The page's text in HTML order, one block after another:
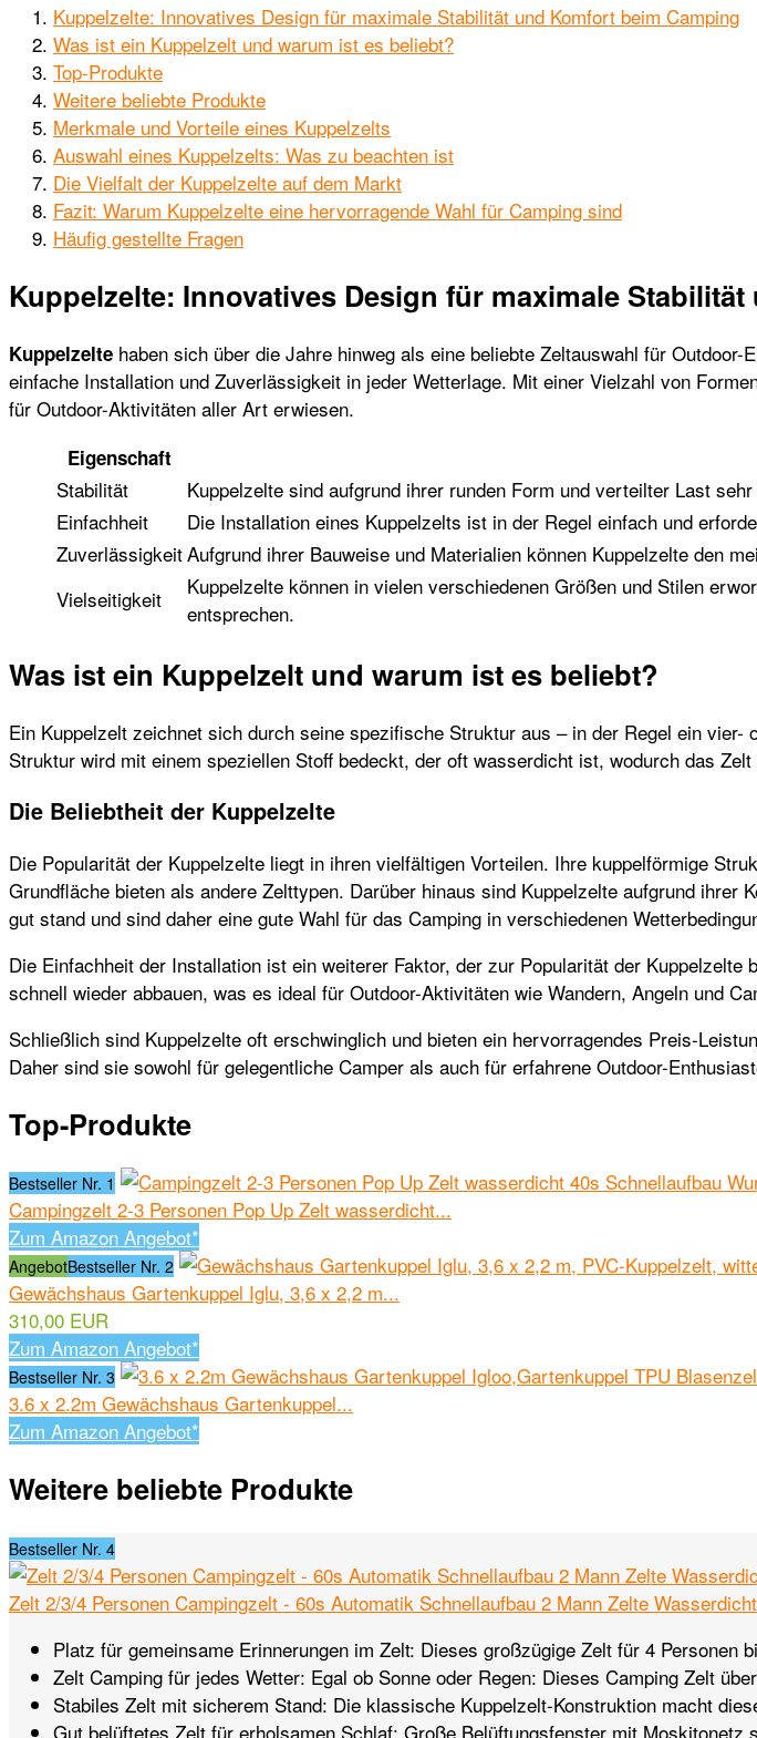
Kuppelzelte: Innovatives Design für maximale Stabilität und Komfort beim Camping
Was ist ein Kuppelzelt und warum ist es beliebt?
Top-Produkte
Weitere beliebte Produkte
Merkmale und Vorteile eines Kuppelzelts
Auswahl eines Kuppelzelts: Was zu beachten ist
Die Vielfalt der Kuppelzelte auf dem Markt
Fazit: Warum Kuppelzelte eine hervorragende Wahl für Camping sind
Häufig gestellte Fragen
Kuppelzelte: Innovatives Design für maximale
Kuppelzelte haben sich über die Jahre hinweg als eine beliebte Zeltauswahl für
einfache Installation und Zuverlässigkeit in jeder Wetterlage. Mit einer Vielzahl von
für Outdoor-Aktivitäten aller Art erwiesen.
Eigenschaft
Stabilität
Kuppelzelte sind aufgrund ihrer runden Form und verteilter Last
Einfachheit
Die Installation eines Kuppelzelts ist in der Regel einfach und
ZuverlässigkeitAufgrund ihrer Bauweise und Materialien können Kuppelzelte den
Vielseitigkeit
Kuppelzelte können in vielen verschiedenen Größen und Stilen
entsprechen.
Was ist ein Kuppelzelt und warum ist es beliebt?
Ein Kuppelzelt zeichnet sich durch seine spezifische Struktur aus – in der Regel ein
Struktur wird mit einem speziellen Stoff bedeckt, der oft wasserdicht ist, wodurch das
Die Beliebtheit der Kuppelzelte
Die Popularität der Kuppelzelte liegt in ihren vielfältigen Vorteilen. Ihre kuppelförmige
Grundfläche bieten als andere Zelttypen. Darüber hinaus sind Kuppelzelte aufgrund
gut stand und sind daher eine gute Wahl für das Camping in verschiedenen
Die Einfachheit der Installation ist ein weiterer Faktor, der zur Popularität der
schnell wieder abbauen, was es ideal für Outdoor-Aktivitäten wie Wandern, Angeln und
Schließlich sind Kuppelzelte oft erschwinglich und bieten ein hervorragendes Preis-
Daher sind sie sowohl für gelegentliche Camper als auch für erfahrene Outdoor-
Top-Produkte
Bestseller Nr. 1
Campingzelt 2-3 Personen Pop Up Zelt wasserdicht...
Zum Amazon Angebot*
AngebotBestseller Nr. 2
Gewächshaus Gartenkuppel Iglu, 3,6 x 2,2 m...
310,00 EUR
Zum Amazon Angebot*
Bestseller Nr. 3
3.6 x 2.2m Gewächshaus Gartenkuppel...
Zum Amazon Angebot*
Weitere beliebte Produkte
Bestseller Nr. 4
Zelt 2/3/4 Personen Campingzelt - 60s Automatik Schnellaufbau 2 Mann Zelte
Platz für gemeinsame Erinnerungen im Zelt: Dieses großzügige Zelt für 4 Personen
Zelt Camping für jedes Wetter: Egal ob Sonne oder Regen: Dieses Camping Zelt
Stabiles Zelt mit sicherem Stand: Die klassische Kuppelzelt-Konstruktion macht
Gut belüftetes Zelt für erholsamen Schlaf: Große Belüftungsfenster mit Moskitonetz